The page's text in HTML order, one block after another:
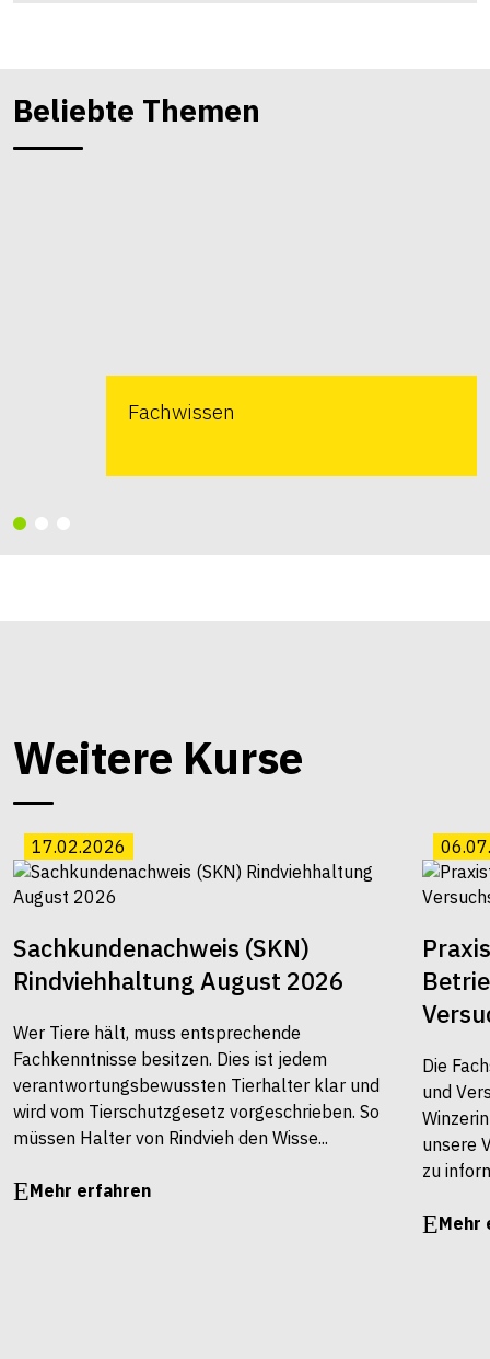
Beliebte Themen
Fachwissen
Weitere Kurse
17.02.2026
Sachkundenachweis (SKN)
Rindviehhaltung August 2026
Wer Tiere hält, muss entsprechende
Fachkenntnisse besitzen. Dies ist jedem
verantwortungsbewussten Tierhalter klar und
wird vom Tierschutzgesetz vorgeschrieben. So
müssen Halter von Rindvieh den Wisse...
Mehr erfahren
Die
und
unsere
zu
Mehr